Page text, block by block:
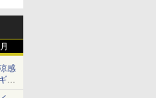
感
ア